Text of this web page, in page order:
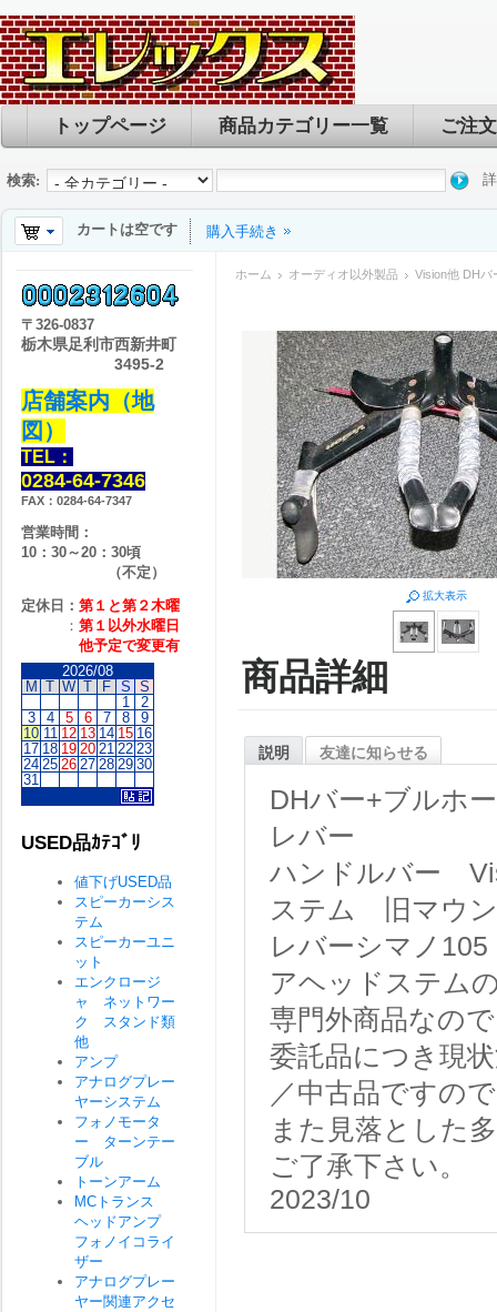
トップページ 商品カテゴリー一覧 ご注
検索:
カートは空です 購入手続き
ホーム オーディオ以外製品 Vision他 DHバ
拡大表示
商品詳細
説明 友達に知らせる
DHバー+ブルホ
レバー
ハンドルバー
ステム 旧マウ
レバーシマノ105
アヘッドステム
専門外商品なの
委託品につき現
／中古品ですの
また見落とした
ご了承下さい。
2023/10
〒 326-0837
栃木県足利市西新井町
3495-2
店舗案内（地
図）
TEL：
0284-64-7346
FAX：0284-64-7347
営業時間：
10：30～20：30頃
（不定）
定休日： 第１と第２木曜
： 第１以外水曜日
他予定で変更有
2026/08
M T W T F S S
1
2
3
4 5 6 7 8
9
10 11 12 13 14 15 16
17 18 19 20 21 22 23
24 25 26 27 28 29 30
31
USED品ｶﾃｺﾞﾘ
値下げUSED品
スピーカーシス
テム
スピーカーユニ
ット
エンクロージ
ャ ネットワー
ク スタンド類
他
アンプ
アナログプレー
ヤーシステム
フォノモータ
ー ターンテー
ブル
トーンアーム
MCトランス
ヘッドアンプ
フォノイコライ
ザー
アナログプレー
ヤー関連アクセ